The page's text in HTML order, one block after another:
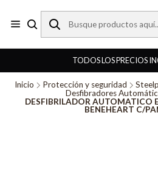
TODOS LOS PRECIOS
Inicio Protección y seguridad
Desfibradores
DESFIBRILADOR AUTOMATICO
BENEHEART C/